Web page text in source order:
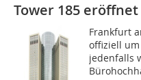
Tower 185
Frankfurt
offiziell
jedenfalls